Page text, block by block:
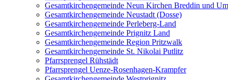
Gesamtkirchengemeinde Neun Kirchen Breddin und
Gesamtkirchengemeinde Neustadt (Dosse)
Gesamtkirchengemeinde Perleberg-Land
Gesamtkirchengemeinde Prignitz Land
Gesamtkirchengemeinde Region Pritzwalk
Gesamtkirchengemeinde St. Nikolai Putlitz
Pfarrsprengel Rühstädt
Pfarrsprengel Uenze-Rosenhagen-Krampfer